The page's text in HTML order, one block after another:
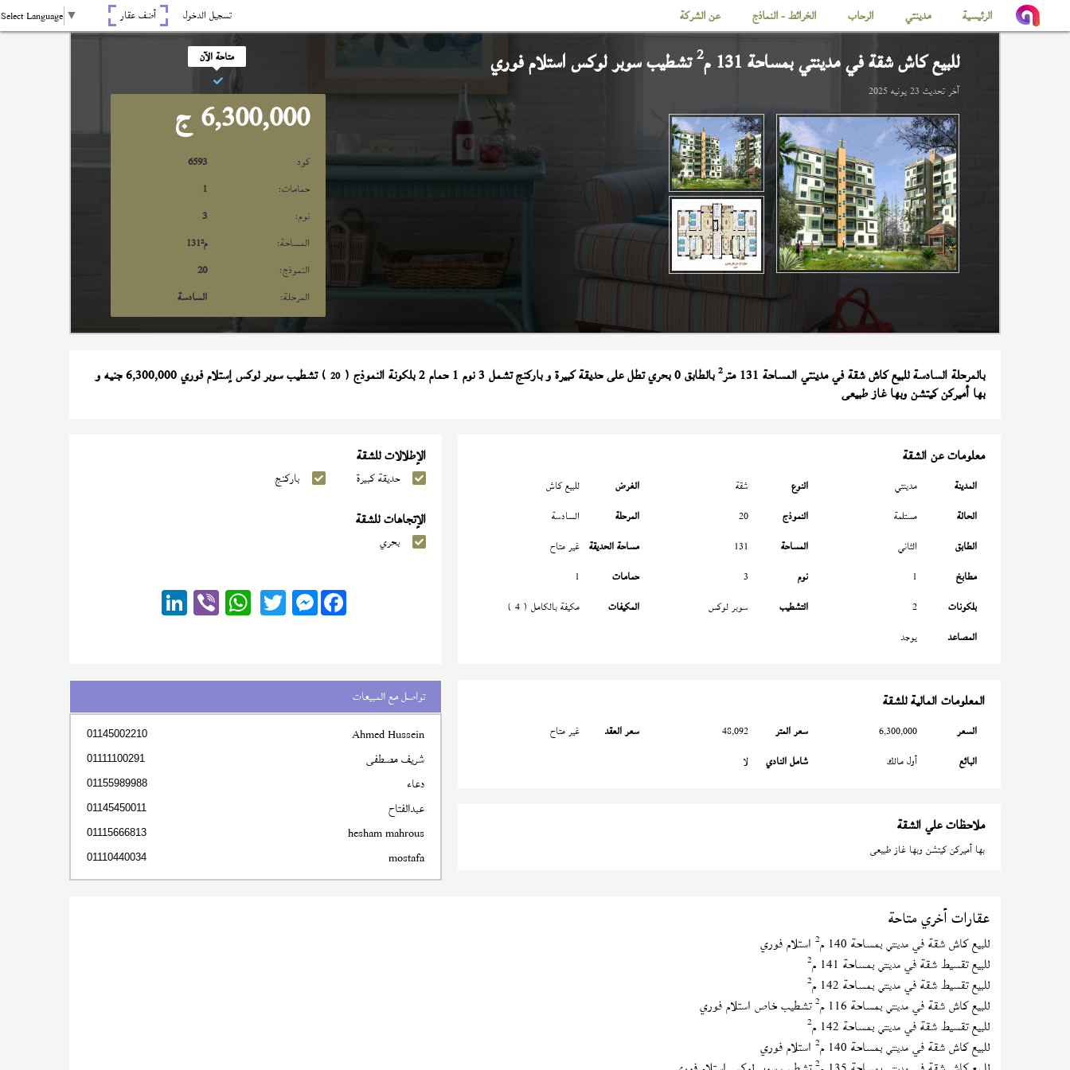
الرئيسية مدينتي الرحاب الخرائط - النماذج عن الشركة تسجيل الدخول أضف عقار Select Language ▼
للبيع كاش شقة فيمدينتيبمساحة 131 م 2تشطيب سوبر لوكس استلام فوري
آخر تحديث 23 يونيه 2025
متاحة الآن
6,300,000 ج
كود
6593
حمامات:
1
نوم:
3
المساحة:
131 م²
النموذج:
20
المرحلة:
السادسة
بالمرحلة السادسة للبيع كاش شقة في مدينتي المساحة 131 متر 2بالطابق 0 بحري تطل على حديقة كبيرة و باركنج تشمل 3 نوم 1 حمام 2 بلكونة النموذج ( 20 ) تشطيب سوبر لوكس إستلام فوري 6,300,000 جنيه و
بها أميركن كيتشن وبها غاز طبيعى
معلومات عن الشقة
المدينة مدينتي النوع شقة الغرض
للبيع كاش
الحالة
مستلمة النموذج 20 المرحلة
السادسة
الطابق
الثاني المساحة 131 مساحة الحديقة غير متاح
مطابخ
1 نوم 3 حمامات
1
بلكونات
2 التشطيب سوبر لوكس المكيفات
مكيفة بالكامل ( 4 )
المصاعد
يوجد
الإطلالات للشقة
حديقة كبيرة باركنج
الإتجاهات للشقة
بحري
Messenger
المعلومات المالية للشقة
السعر 6,300,000 سعر المتر 48,092 سعر العقد
غير متاح
البائع
أول مالك شامل النادي لا
ملاحظات علي الشقة
بها أميركن كيتشن وبها غاز طبيعى
تواصل مع المبيعات
Ahmed Hussein
01145002210
شريف مصطفى 01111100291
دعاء 01155989988
عبدالفتاح 01145450011
hesham mahrous
01115666813
mostafa
01110440034
عقارات أخري متاحة
للبيع كاش شقة في مدينتي بمساحة 140 م 2 استلام فوري
للبيع تقسيط شقة في مدينتي بمساحة 141 م 2
للبيع تقسيط شقة في مدينتي بمساحة 142 م 2
للبيع كاش شقة في مدينتي بمساحة 116 م 2تشطيب خاص استلام فوري
للبيع تقسيط شقة في مدينتي بمساحة 142 م 2
للبيع كاش شقة في مدينتي بمساحة 140 م 2 استلام فوري
2